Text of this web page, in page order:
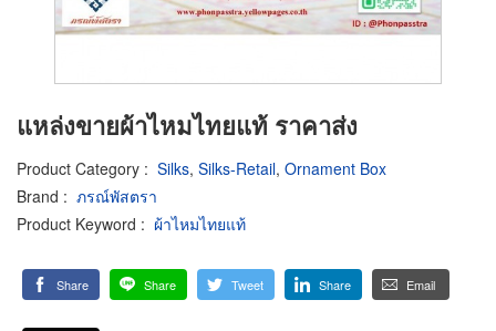
แหล่งขายผ้าไหมไทยแท้ ราคาส่ง
Product Category : Silks, Silks-Retail, Ornament Box
Brand : ภรณ์พัสตรา
Product Keyword : ผ้าไหมไทยแท้
Share Share Tweet Share Email